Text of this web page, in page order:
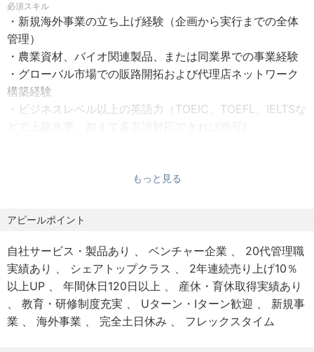
＜この仕事を通じて得られること＞
農業と地域課題の解決に取り組みながら、グローバルな視
点で社会に貢献する経験を得られる
事業の立ち上げから拡大までをゼロから任され、海外市場
への進出も含めた実践的なスキルを習得できる
経営陣との連携を通じ、国内外での戦略的な意思決定に関
与する経験を得られる
海外販路開拓やグローバル事業の立ち上げを主導し、国際
・祝日
・有給休暇
・慶弔休暇
●社会保険
・健康保険・厚生年金保険・雇用保険・労災保険
●福利厚生
- インフルエンザ予防注射費用補助
‐ オンライン研修の受講無料（会社指定）
●その他
・リモート（月に2回〜4回程度の出張あり、月に3週間の
海外出張となる時期も想定）
●定年：60歳（65歳までの再雇用制度あり）
必須スキル
・新規海外事業の立ち上げ経験（企画から実行までの全体
管理）
・農業資材、バイオ関連製品、または同業界での事業経験
・グローバル市場での販路開拓および代理店ネットワーク
構築経験
・ビジネスレベル以上の英語力（TOEIC、TOEFL、IELTSな
歓迎スキル
門知識
海外駐在や現地法人設立、多国籍チームの管理経験
輸出実務を含む貿易事業の管理経験
多国籍企業またはスタートアップでの経営または役員経験
海外政府機関や国際的な農業政策に関する知識
もっと見る
アピールポイント
自社サービス・製品あり ベンチャー企業
20代管理職
実績あり
シェアトップクラス
2年連続売り上げ10％
以上UP
年間休日120日以上
産休・育休取得実績あり
教育・研修制度充実
Uターン・Iターン歓迎
新規事
業
海外事業 完全土日休み フレックスタイム